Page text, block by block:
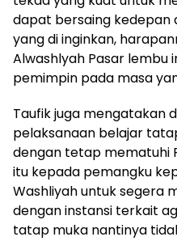
dapat bersaing
yang di inginkan,
Alwashlyah Pasar lembu
pemimpin pada masa
Taufik juga mengatakan
pelaksanaan belajar
dengan tetap mematuhi
itu kepada pemangku
Washliyah untuk segera
dengan instansi terkait
tatap muka nantinya